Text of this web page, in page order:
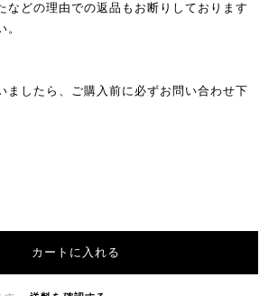
などの理由での返品もお断りしております
ましたら、ご購入前に必ずお問い合わせ下
カートに入れる